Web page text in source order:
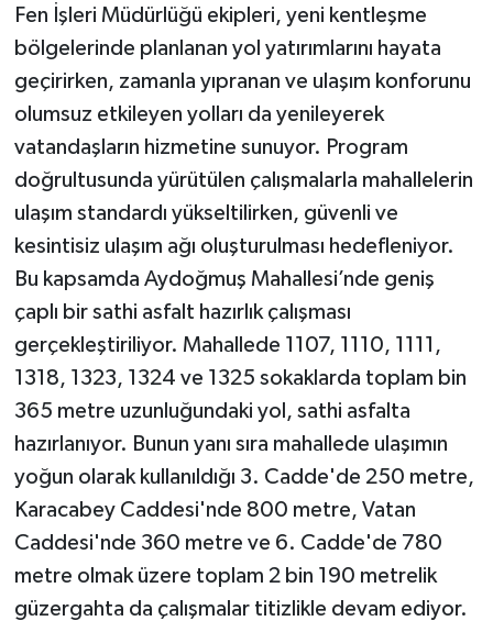
Fen İşleri Müdürlüğü ekipleri, yeni kentleşme
bölgelerinde planlanan yol yatırımlarını hayata
geçirirken, zamanla yıpranan ve ulaşım konforunu
olumsuz etkileyen yolları da yenileyerek
vatandaşların hizmetine sunuyor. Program
doğrultusunda yürütülen çalışmalarla mahallelerin
ulaşım standardı yükseltilirken, güvenli ve
kesintisiz ulaşım ağı oluşturulması hedefleniyor.
Bu kapsamda Aydoğmuş Mahallesi’nde geniş
çaplı bir sathi asfalt hazırlık çalışması
gerçekleştiriliyor. Mahallede 1107, 1110, 1111,
1318, 1323, 1324 ve 1325 sokaklarda toplam bin
365 metre uzunluğundaki yol, sathi asfalta
hazırlanıyor. Bunun yanı sıra mahallede ulaşımın
yoğun olarak kullanıldığı 3. Cadde'de 250 metre,
Karacabey Caddesi'nde 800 metre, Vatan
Caddesi'nde 360 metre ve 6. Cadde'de 780
metre olmak üzere toplam 2 bin 190 metrelik
güzergahta da çalışmalar titizlikle devam ediyor.